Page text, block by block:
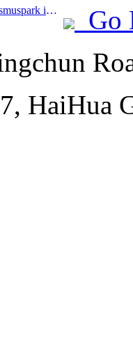
Prev:Der neue Kultur- und Tourismuspark im Pekinger Unterzentrum, der Pinnacle Park, wird dieses Jahr offiziell eröffnet.
Go
HaiHua